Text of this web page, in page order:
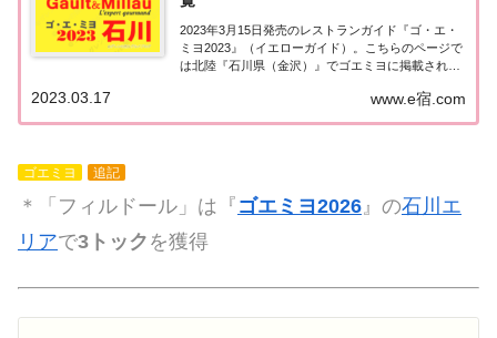
2023年3月15日発売のレストランガイド『ゴ・エ・
ミヨ2023』（イエローガイド）。こちらのページで
は北陸『石川県（金沢）』でゴエミヨに掲載された
2023『石川県』北陸「石川エリア」で「ゴ・エ・ミ
ヨ2023」に掲載されたお店は21軒...
www.e宿.com
2023.03.17
ゴエミヨ 追記
＊「フィルドール」は『 ゴエミヨ2026 』の石川エ
リアで3トック を獲得